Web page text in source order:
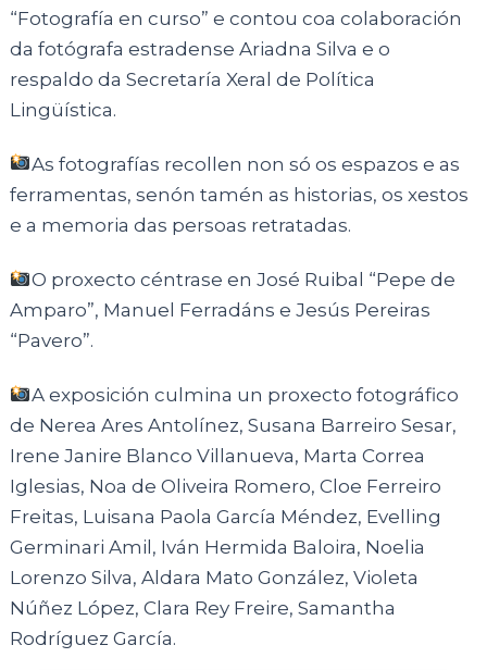
“Fotografía en curso” e contou coa colaboración
da fotógrafa estradense Ariadna Silva e o
respaldo da Secretaría Xeral de Política
Lingüística.
As fotografías recollen non só os espazos e as
ferramentas, senón tamén as historias, os xestos
e a memoria das persoas retratadas.
O proxecto céntrase en José Ruibal “Pepe de
Amparo”, Manuel Ferradáns e Jesús Pereiras
“Pavero”.
A exposición culmina un proxecto fotográfico
de Nerea Ares Antolínez, Susana Barreiro Sesar,
Irene Janire Blanco Villanueva, Marta Correa
Iglesias, Noa de Oliveira Romero, Cloe Ferreiro
Freitas, Luisana Paola García Méndez, Evelling
Germinari Amil, Iván Hermida Baloira, Noelia
Lorenzo Silva, Aldara Mato González, Violeta
Núñez López, Clara Rey Freire, Samantha
Rodríguez García.